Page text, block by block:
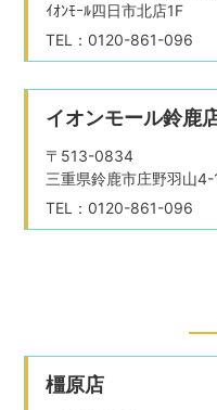
ｲｵﾝﾓｰﾙ四日市北店1F
TEL：0120-861-096
イオンモール鈴鹿
〒513-0834
三重県鈴鹿市庄野羽山
TEL：0120-861-096
橿原店